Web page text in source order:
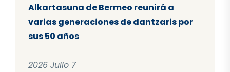
Alkartasuna de Bermeo reunirá a
varias generaciones de dantzaris por
sus 50 años
2026 Julio 7